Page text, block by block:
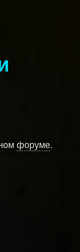
форуме.